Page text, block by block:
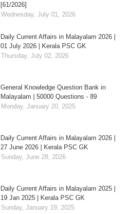
[61/2026]
Wednesday, July 01, 2026
Daily Current Affairs in Malayalam 2026 |
01 July 2026 | Kerala PSC GK
Thursday, July 02, 2026
General Knowledge Question Bank in
Malayalam | 50000 Questions - 89
Monday, January 20, 2025
Daily Current Affairs in Malayalam 2026 |
27 June 2026 | Kerala PSC GK
Sunday, June 28, 2026
Daily Current Affairs in Malayalam 2025 |
19 Jan 2025 | Kerala PSC GK
Sunday, January 19, 2025